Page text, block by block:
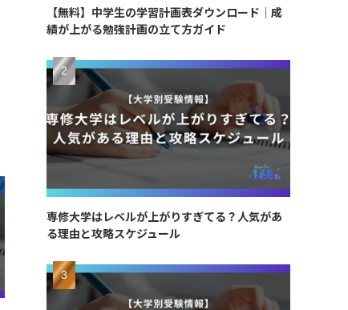
【無料】中学生の学習計画表ダウンロード｜成
績が上がる勉強計画の立て方ガイド
専修大学はレベルが上がりすぎてる？人気があ
る理由と攻略スケジュール